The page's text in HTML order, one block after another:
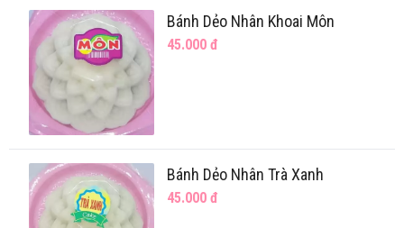
45.000đ
Bánh Dẻo Nhân Trà Xanh
45.000đ